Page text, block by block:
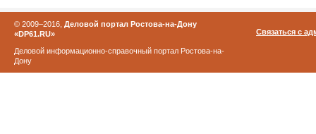
© 2009–2016, Деловой портал Ростова-на-Дону
«DP61.RU»
Деловой информационно-справочный портал Ростова-на-
Дону
Связаться с